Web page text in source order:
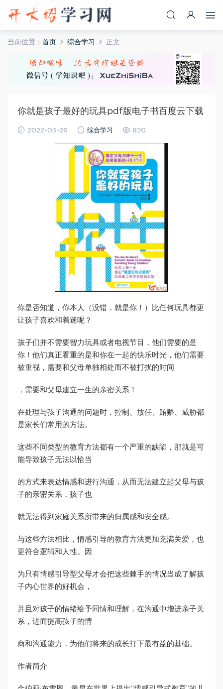
当前位置： 首页 综合学习 正文
你就是孩子最好的玩具pdf版电子书百度云下载
2022-03-26 综合学习 820
你是否知道，你本人（没错，就是你！）比任何玩具都更
让孩子喜欢和着迷呢？
孩子们并不需要智力玩具或者电视节目，他们需要的是
你！他们真正看重的是和你在一起的快乐时光，他们需要
被重视，需要和父母单独相处而不被打扰的时间
，需要和父母建立一生的亲密关系！
在处理与孩子沟通的问题时，控制、放任、贿赂、威胁都
是家长们常用的方法。
这些不同类型的教育方法都有一个严重的缺陷，那就是可
能导致孩子无法以恰当
的方式来表达情感和进行沟通，从而无法建立起父母与孩
子的亲密关系，孩子也
就无法得到家庭关系所带来的归属感和安全感。
与这些方法相比，情感引导的教育方法更加充满关爱，也
更符合逻辑和人性。因
为只有情感引导型父母才会把这些棘手的情况当成了解孩
子内心世界的好机会，
并且对孩子的情绪给予同情和理解，在沟通中增进亲子关
系，进而提高孩子的情
商和沟通能力，为他们将来的成长打下最有益的基础。
作者简介